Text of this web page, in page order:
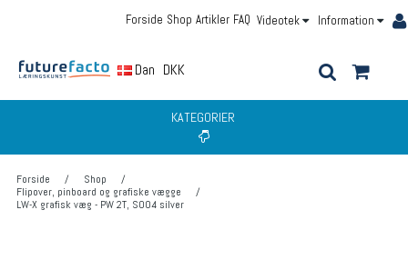
Information
Videotek
FAQ
Artikler
Shop
Forside
DanskDKK
KATEGORIER
Forside / Shop
/
Flipover, pinboard og grafiske vægge
/
LW-X grafisk væg - PW 2T, S004 silver